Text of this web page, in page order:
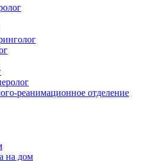
реанимационное отделение
на дом